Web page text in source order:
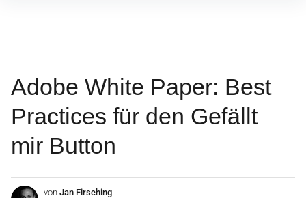
Adobe White Paper: Best
Practices für den Gefällt
mir Button
von Jan Firsching